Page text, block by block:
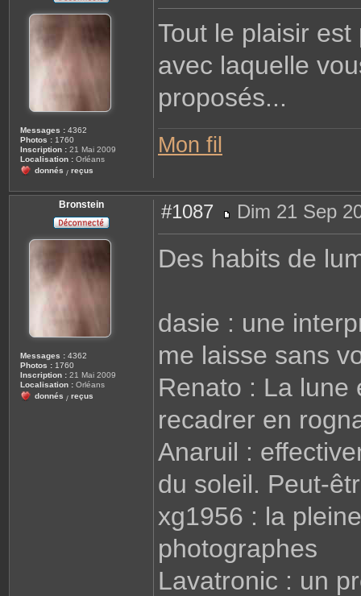
Messages : 4362
Photos : 1760
Inscription : 21 Mai 2009
Localisation : Orléans
donnés / reçus
e
a
Tout le plaisir
avec laquelle
proposés...
Mon fil
Bronstein
Messages : 4362
Photos : 1760
Inscription : 21 Mai 2009
Localisation : Orléans
donnés / reçus
#1087
e
a
Dim 21 Sep
Des habits de
dasie : une
me laisse sans
Renato : La lune
recadrer en
Anaruil :
du soleil. Peut-
xg1956 : la
photographes
Lavatronic : un